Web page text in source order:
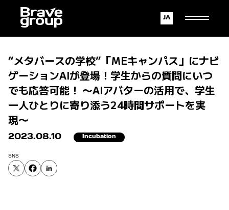
English
Japanese
“メタバースの学校”「MEキャンパス」にナビ
ゲーションAIが登場！学生からの質問にいつ
でも応答可能！ 〜AIアバターの活用で、学生
一人ひとりに寄り添う24時間サポートを実
現〜
2023.08.10 Incubation
SNS